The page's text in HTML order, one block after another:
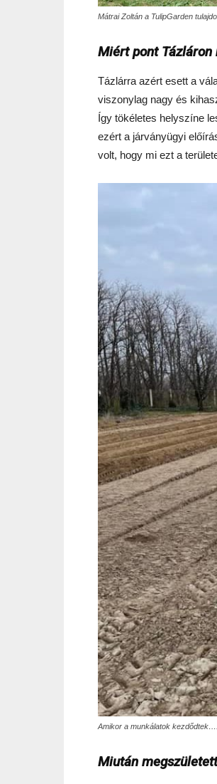
Mátrai Zoltán a TulipGarden
Miért pont
Tázlárra azért esett a
viszonylag nagy és
Így tökéletes helyszíne
ezért a járványügyi
volt, hogy mi ezt a
Amikor a munkálatok kezdődtek….
Miután